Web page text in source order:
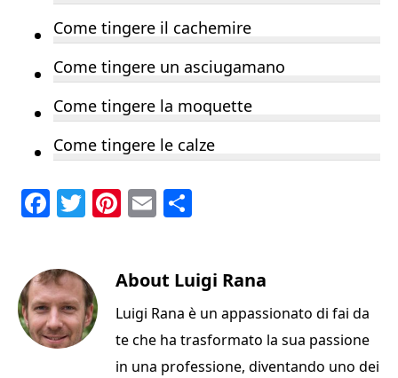
Come tingere il cachemire
Come tingere un asciugamano
Come tingere la moquette
Come tingere le calze
F
c
e
b
o
T
te
r
Pi
re
st
E
l di
vi
di
About Luigi Rana
Luigi Rana è un appassionato di fai da
te che ha trasformato la sua passione
in una professione, diventando uno dei